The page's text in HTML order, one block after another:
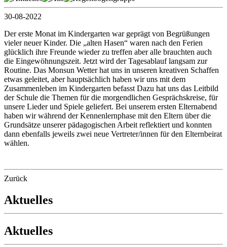
30-08-2022
Der erste Monat im Kindergarten war geprägt von Begrüßungen
vieler neuer Kinder. Die „alten Hasen“ waren nach den Ferien
glücklich ihre Freunde wieder zu treffen aber alle brauchten auch
die Eingewöhnungszeit. Jetzt wird der Tagesablauf langsam zur
Routine. Das Monsun Wetter hat uns in unseren kreativen Schaffen
etwas geleitet, aber hauptsächlich haben wir uns mit dem
Zusammenleben im Kindergarten befasst Dazu hat uns das Leitbild
der Schule die Themen für die morgendlichen Gesprächskreise, für
unsere Lieder und Spiele geliefert. Bei unserem ersten Elternabend
haben wir während der Kennenlernphase mit den Eltern über die
Grundsätze unserer pädagogischen Arbeit reflektiert und konnten
dann ebenfalls jeweils zwei neue Vertreter/innen für den Elternbeirat
wählen.
Zurück
Aktuelles
Aktuelles